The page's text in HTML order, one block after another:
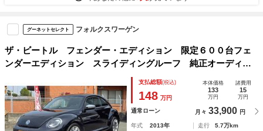
グーネットセレクト フォルクスワーゲン
ザ・ビートル フェンダー・エディション 限定６００台フェ
ンダーエディション スライディングルーフ 純正オーディ
オ サウンドシステム ＨＩＤライト キーレスキー クルー
ズコントロール 純正アルミホイール
支払総額(税込)
148 万円
本体価格
133
万円
諸費用
15
万円
通常ローン 月々 33,900 円
年式 2013年 走行
5.7万km